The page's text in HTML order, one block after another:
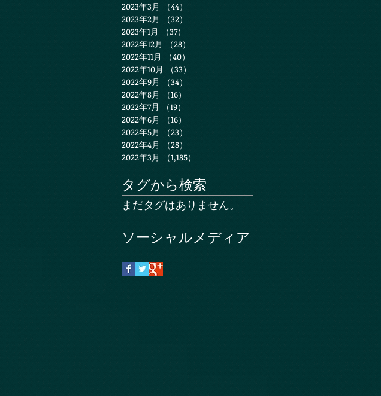
2023年3月
（44）
2023年2月
（32）
2023年1月
（37）
2022年12月
（28）
2022年11月
（40）
2022年10月
（33）
2022年9月
（34）
2022年8月
（16）
2022年7月
（19）
2022年6月
（16）
2022年5月
（23）
2022年4月
（28）
2022年3月
（1,185）
タグから検索
まだタグはありません。
ソーシャルメディア